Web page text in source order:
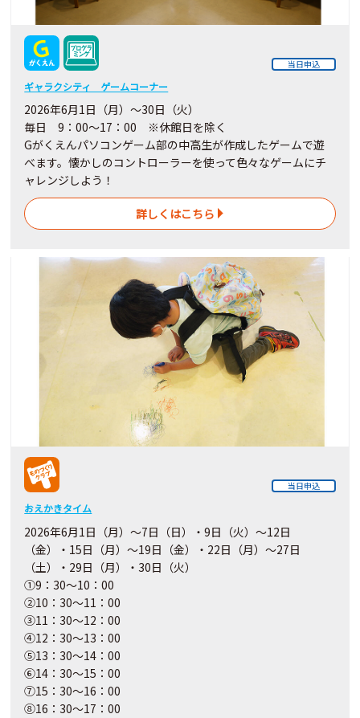
当日申込
ギャラクシティ ゲームコーナー
2026年6月1日（月）～30日（火）
毎日 9：00～17：00 ※休館日を除く
Gがくえんパソコンゲーム部の中高生が作成したゲームで遊
べます。懐かしのコントローラーを使って色々なゲームにチ
ャレンジしよう！
詳しくはこちら
当日申込
おえかきタイム
2026年6月1日（月）～7日（日）・9日（火）～12日
（金）・15日（月）～19日（金）・22日（月）～27日
（土）・29日（月）・30日（火）
①9：30～10：00
②10：30～11：00
③11：30～12：00
④12：30～13：00
⑤13：30～14：00
⑥14：30～15：00
⑦15：30～16：00
⑧16：30～17：00